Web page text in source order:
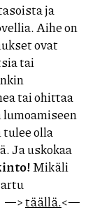
ja
Aihe on
ovat
tai
tai ohittaa
olla
Ja uskokaa
Mikäli
—>täällä.<—